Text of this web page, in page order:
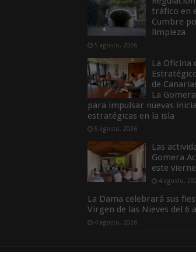
tráfico en
Cumbre
limpieza
5 agosto, 2026
La Oficina
de
La
para impulsar nuevas
estratégicas en la isla
5 agosto, 2026
Las
Gomera
este
4 agosto,
La Dama celebrará sus
Virgen de las Nieves del 6
4 agosto, 2026